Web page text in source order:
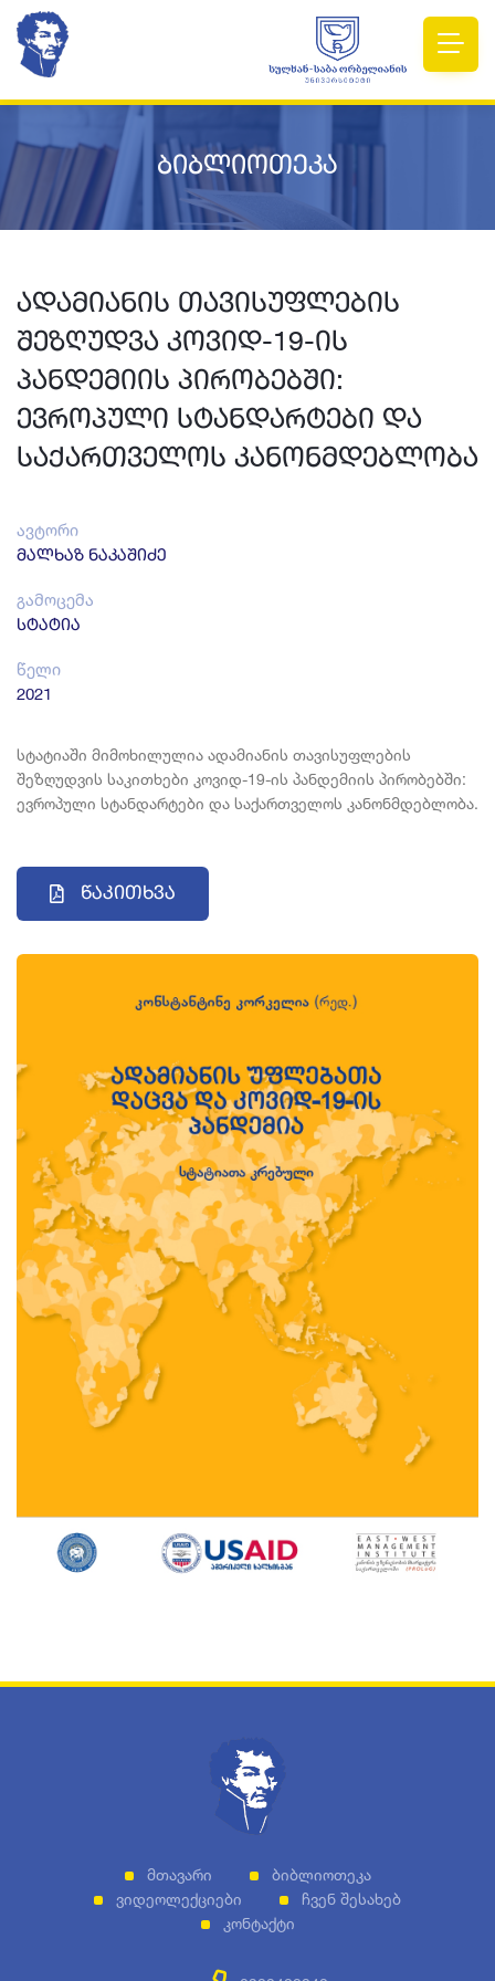
ბიბლიოთეკა
ადამიანის თავისუფლების
შეზღუდვა კოვიდ-19-ის
პანდემიის პირობებში:
ევროპული სტანდარტები და
საქართველოს კანონმდებლობა
ავტორი
მალხაზ ნაკაშიძე
გამოცემა
სტატია
წელი
2021
სტატიაში მიმოხილულია ადამიანის თავისუფლების
შეზღუდვის საკითხები კოვიდ-19-ის პანდემიის პირობებში:
ევროპული სტანდარტები და საქართველოს კანონმდებლობა.
Წაკითხვა
Მთავარი
Ბიბლიოთეკა
Ვიდეოლექციები
Ჩვენ Შესახებ
Კონტაქტი